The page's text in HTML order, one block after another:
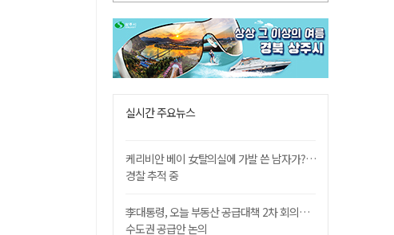
실시간 주요뉴스
케리비안 베이 女탈의실에 가발 쓴 남자가?…
경찰 추적 중
李대통령, 오늘 부동산 공급대책 2차 회의…
수도권 공급안 논의